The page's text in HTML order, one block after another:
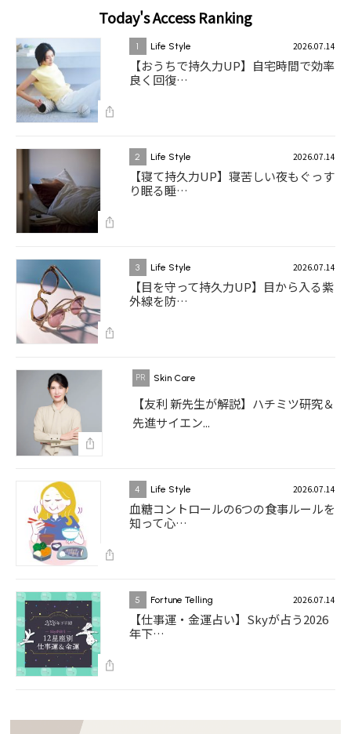
Today's Access Ranking
1 Life Style 2026.07.14
【おうちで持久力UP】自宅時間で効率
良く回復…
2 Life Style 2026.07.14
【寝て持久力UP】寝苦しい夜もぐっす
り眠る睡…
3 Life Style 2026.07.14
【目を守って持久力UP】目から入る紫
外線を防…
Skin Care
【友利 新先生が解説】ハチミツ研究＆
先進サイエン...
4 Life Style 2026.07.14
血糖コントロールの6つの食事ルールを
知って心…
5 Fortune Telling 2026.07.14
【仕事運・金運占い】Skyが占う2026
年下…